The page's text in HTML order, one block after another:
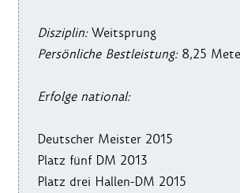
Disziplin:Weitsprung
Persönliche Bestleistung:8,25
Erfolge national:
Deutscher Meister 2015
Platz fünf DM 2013
Platz drei Hallen-DM 2015